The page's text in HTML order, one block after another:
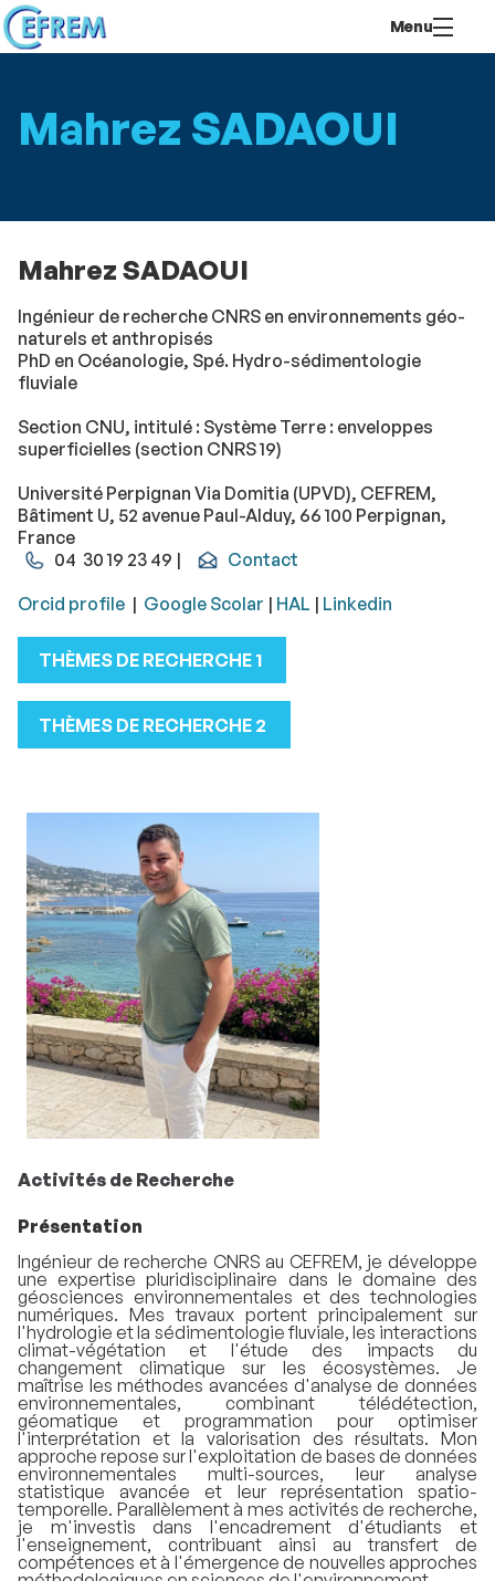
contenu
Menu
Mahrez SADAOUI
Mahrez SADAOUI
Ingénieur de recherche CNRS en environnements géo-
naturels et anthropisés
PhD en Océanologie, Spé. Hydro-sédimentologie
fluviale
Section CNU, intitulé : Système Terre : enveloppes
superficielles (section CNRS 19)
Université Perpignan Via Domitia (UPVD), CEFREM,
Bâtiment U, 52 avenue Paul-Alduy, 66 100 Perpignan,
France
04 30 19 23 49 |
Contact
Orcid profile | Google Scolar | HAL | Linkedin
THÈMES DE RECHERCHE 1
THÈMES DE RECHERCHE 2
Activités de Recherche
Présentation
Ingénieur de recherche CNRS au CEFREM, je développe
une expertise pluridisciplinaire dans le domaine des
géosciences environnementales et des technologies
numériques. Mes travaux portent principalement sur
l'hydrologie et la sédimentologie fluviale, les interactions
climat-végétation et l'étude des impacts du
changement climatique sur les écosystèmes. Je
maîtrise les méthodes avancées d'analyse de données
environnementales, combinant télédétection,
géomatique et programmation pour optimiser
l'interprétation et la valorisation des résultats. Mon
approche repose sur l'exploitation de bases de données
environnementales multi-sources, leur analyse
statistique avancée et leur représentation spatio-
temporelle. Parallèlement à mes activités de recherche,
je m'investis dans l'encadrement d'étudiants et
l'enseignement, contribuant ainsi au transfert de
compétences et à l'émergence de nouvelles approches